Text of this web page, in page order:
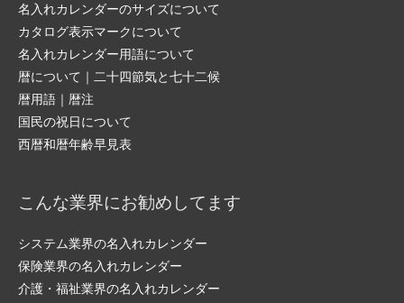
名入れカレンダーのサイズについて
カタログ表示マークについて
名入れカレンダー用語について
暦について｜二十四節気と七十二候
暦用語｜暦注
国民の祝日について
西暦和暦年齢早見表
こんな業界にお勧めしてます
システム業界の名入れカレンダー
保険業界の名入れカレンダー
介護・福祉業界の名入れカレンダー